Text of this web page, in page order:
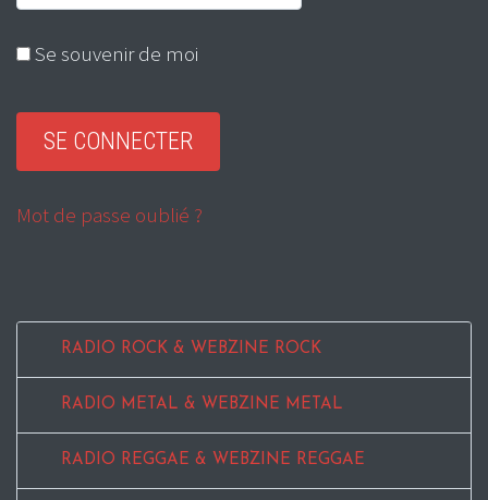
Se souvenir de moi
Mot de passe oublié ?
RADIO ROCK & WEBZINE ROCK
RADIO METAL & WEBZINE METAL
RADIO REGGAE & WEBZINE REGGAE